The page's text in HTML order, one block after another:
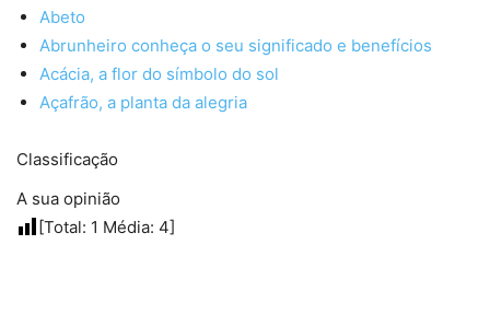
Abeto
Abrunheiro conheça o seu significado e benefícios
Acácia, a flor do símbolo do sol
Açafrão, a planta da alegria
Classificação
A sua opinião
[Total: 1 Média: 4]